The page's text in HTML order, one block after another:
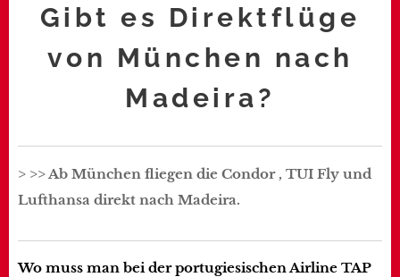
Gibt es Direktflüge
von München nach
Madeira?
> >> Ab München fliegen die Condor , TUI Fly und
Lufthansa direkt nach Madeira.
Wo muss man bei der portugiesischen Airline TAP